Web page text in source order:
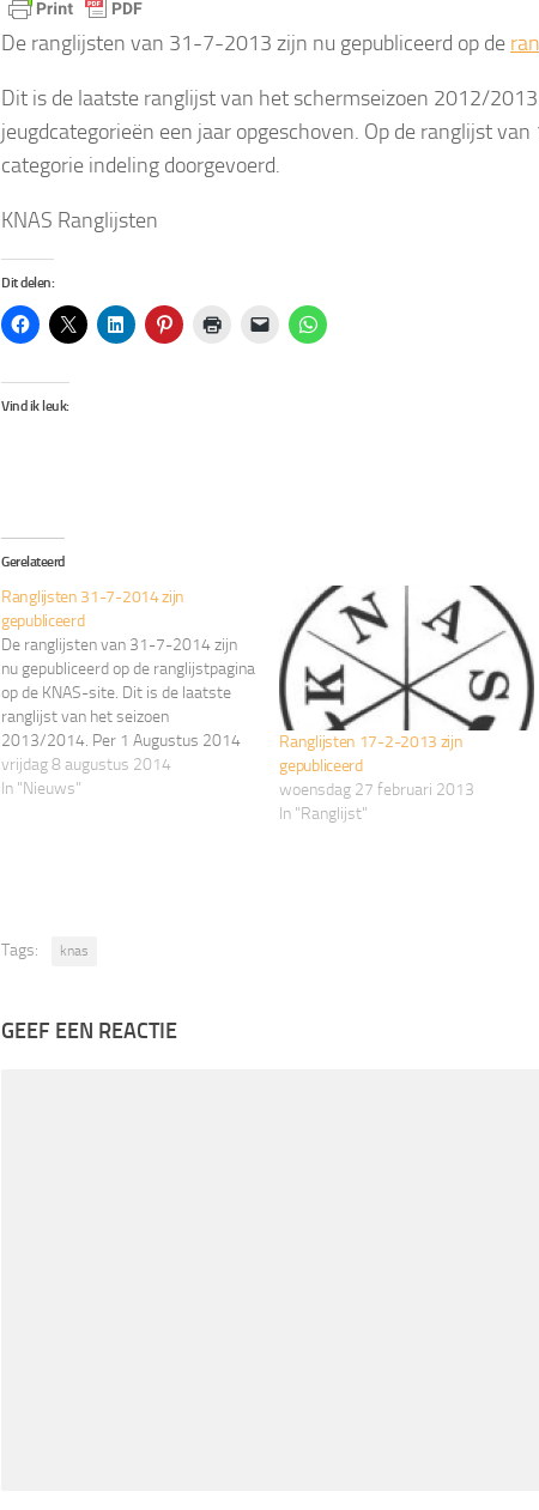
De ranglijsten van 31-7-2013 zijn nu gepubliceerd op de
Dit is de laatste ranglijst van het schermseizoen 2012/
jeugdcategorieën een jaar opgeschoven. Op de ranglijst
categorie indeling doorgevoerd.
KNAS Ranglijsten
Dit delen:
Vind ik leuk:
Gerelateerd
Ranglijsten 31-7-2014 zijn
gepubliceerd
De ranglijsten van 31-7-2014 zijn
nu gepubliceerd op de ranglijstpagina
op de KNAS-site. Dit is de laatste
ranglijst van het seizoen
2013/2014. Per 1 Augustus 2014
zijn de jeugdcategorieën één jaar
opgeschoven. Op de ranglijst van 1
vrijdag 8 augustus 2014
In "Nieuws"
Ranglijsten 17-2-2013 zijn
gepubliceerd
woensdag 27 februari 2013
In "Ranglijst"
Tags: knas
GEEF EEN REACTIE